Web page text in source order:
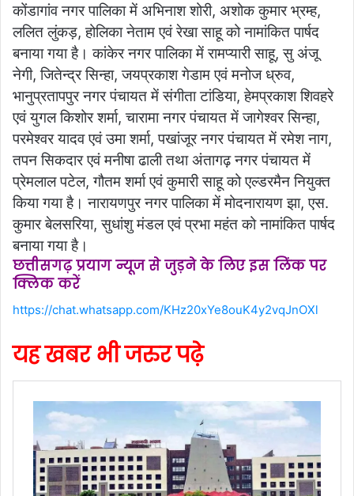
कोंडागांव नगर पालिका में अभिनाश शोरी, अशोक कुमार भ्रम्ह,
ललित लुंकड़, होलिका नेताम एवं रेखा साहू को नामांकित पार्षद
बनाया गया है। कांकेर नगर पालिका में रामप्यारी साहू, सु अंजू
नेगी, जितेन्द्र सिन्हा, जयप्रकाश गेडाम एवं मनोज ध्रुव,
भानुप्रतापपुर नगर पंचायत में संगीता टांडिया, हेमप्रकाश शिवहरे
एवं युगल किशोर शर्मा, चारामा नगर पंचायत में जागेश्वर सिन्हा,
परमेश्वर यादव एवं उमा शर्मा, पखांजूर नगर पंचायत में रमेश नाग,
तपन सिकदार एवं मनीषा ढाली तथा अंतागढ़ नगर पंचायत में
प्रेमलाल पटेल, गौतम शर्मा एवं कुमारी साहू को एल्डरमैन नियुक्त
किया गया है। नारायणपुर नगर पालिका में मोदनारायण झा, एस.
कुमार बेलसरिया, सुधांशु मंडल एवं प्रभा महंत को नामांकित पार्षद
बनाया गया है।
छत्तीसगढ़ प्रयाग न्यूज से जुड़ने के लिए इस लिंक पर
क्लिक करें
https://chat.whatsapp.com/KHz20xYe8ouK4y2vqJnOXl
यह खबर भी जरुर पढ़े